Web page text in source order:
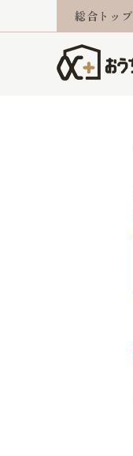
総合トップ